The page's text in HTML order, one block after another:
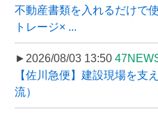
不動産書類を入れるだけで
トレージ× ...
►2026/08/03 13:50
【佐川急便】建設現場を支
流）